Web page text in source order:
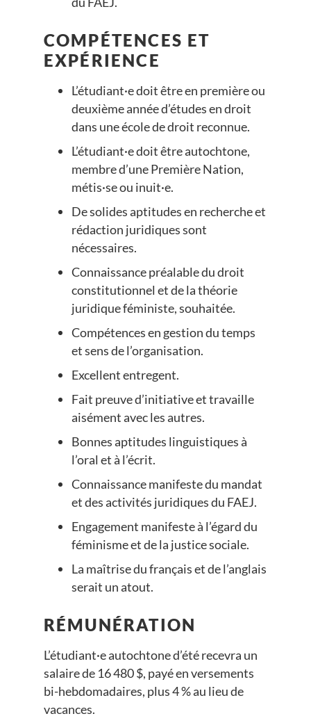
COMPÉTENCES ET
EXPÉRIENCE
L’étudiant·e doit être en première ou
deuxième année d’études en droit
dans une école de droit reconnue.
L’étudiant·e doit être autochtone,
membre d’une Première Nation,
métis·se ou inuit·e.
De solides aptitudes en recherche et
rédaction juridiques sont
nécessaires.
Connaissance préalable du droit
constitutionnel et de la théorie
juridique féministe, souhaitée.
Compétences en gestion du temps
et sens de l’organisation.
Excellent entregent.
Fait preuve d’initiative et travaille
aisément avec les autres.
Bonnes aptitudes linguistiques à
l’oral et à l’écrit.
Connaissance manifeste du mandat
et des activités juridiques du FAEJ.
Engagement manifeste à l’égard du
féminisme et de la justice sociale.
La maîtrise du français et de l’anglais
serait un atout.
RÉMUNÉRATION
L’étudiant·e autochtone d’été recevra un
salaire de 16 480 $, payé en versements
bi-hebdomadaires, plus 4 % au lieu de
vacances.